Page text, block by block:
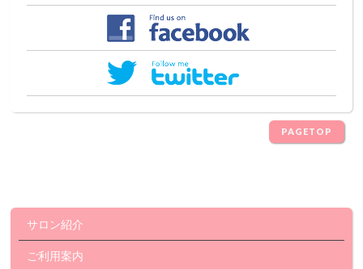
PAGETOP
サロン紹介
ご利用案内